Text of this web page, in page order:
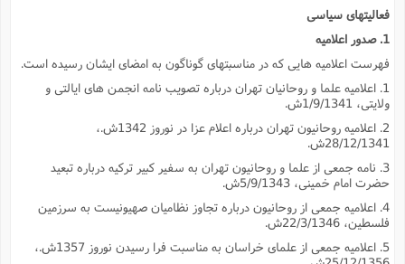
فعالیتهاى سیاسى
1. صدور اعلامیه
فهرست اعلامیه هایى که در مناسبتهاى گوناگون به امضاى ایشان رسیده است.
1. اعلامیه علما و روحانیان تهران درباره تصویب نامه انجمن هاى ایالتى و
ولایتى، 1/9/1341ش.
2. اعلامیه روحانیون تهران درباره اعلام عزا در نوروز 1342ش.،
28/12/1341ش.
3. نامه جمعى از علما و روحانیون تهران به سفیر کبیر ترکیه درباره تبعید
حضرت امام خمینى، 5/9/1343ش.
4. اعلامیه جمعى از روحانیون درباره تجاوز نظامیان صهیونیست به سرزمین
فلسطین، 22/3/1346ش.
5. اعلامیه جمعى از علماى خراسان به مناسبت فرا رسیدن نوروز 1357ش.،